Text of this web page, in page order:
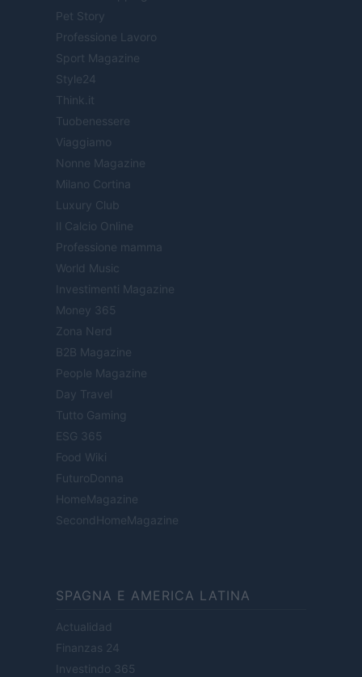
Pet Story
Professione Lavoro
Sport Magazine
Style24
Think.it
Tuobenessere
Viaggiamo
Nonne Magazine
Milano Cortina
Luxury Club
Il Calcio Online
Professione mamma
World Music
Investimenti Magazine
Money 365
Zona Nerd
B2B Magazine
People Magazine
Day Travel
Tutto Gaming
ESG 365
Food Wiki
FuturoDonna
HomeMagazine
SecondHomeMagazine
SPAGNA E AMERICA LATINA
Actualidad
Finanzas 24
Investindo 365